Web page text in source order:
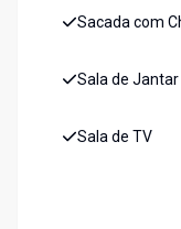
Sacada com
Sala de Jantar
Sala de TV